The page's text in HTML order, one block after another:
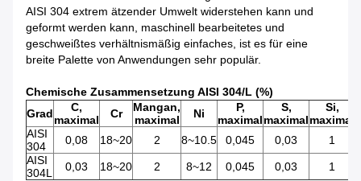
AISI 304 extrem ätzender Umwelt widerstehen kann und
geformt werden kann, maschinell bearbeitetes und
geschweißtes verhältnismäßig einfaches, ist es für eine
breite Palette von Anwendungen sehr populär.
Chemische Zusammensetzung AISI 304/L (%)
Grad
C,
maximal
Cr
Mangan,
maximal
Ni
P,
maximal
S,
maximal
Si,
maximal
AISI
304
0,08 18~20 2 8~10.5 0,045 0,03
1
AISI
304L
0,03 18~20 2 8~12 0,045 0,03 1